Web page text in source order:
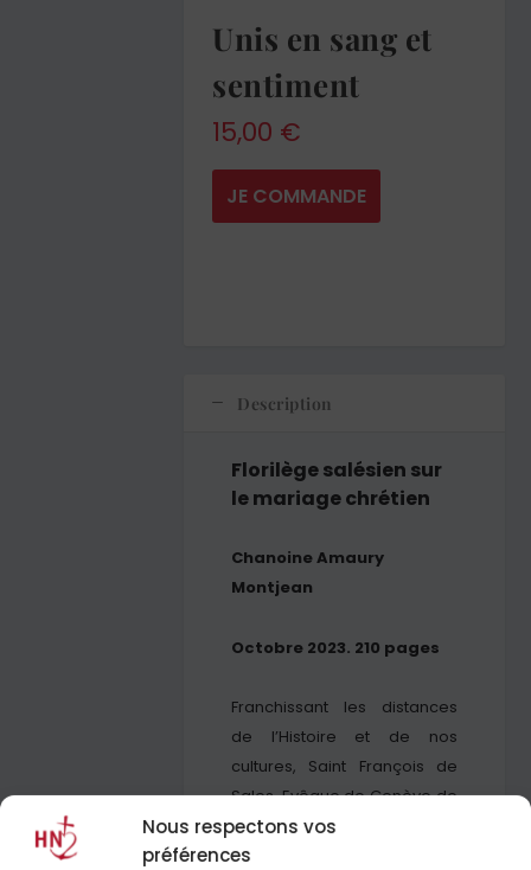
Nous respectons vos
préférences
Unis en sang et
sentiment
15,00 €
JE COMMANDE
Description
Florilège salésien sur
le mariage chrétien
Chanoine Amaury
Montjean
Octobre 2023. 210 pages
Franchissant les distances
de l’Histoire et de nos
cultures, Saint François de
Sales, Evêque de Genève de
1602 à 1622, s’adresse aux
époux chrétiens avec une